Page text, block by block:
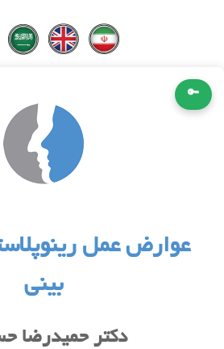
🔑
عوارض عمل
بینی
دکتر حمیدرضا